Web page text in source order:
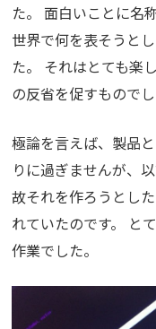
た。 面白いことに名
世界で何を表そうと
た。 それはとても楽
の反省を促すものでし
極論を言えば、製品
りに過ぎませんが、
故それを作ろうとし
れていたのです。 と
作業でした。